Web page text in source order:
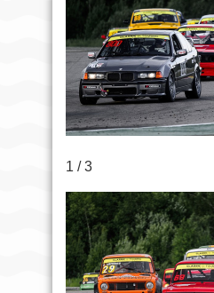
1 / 3